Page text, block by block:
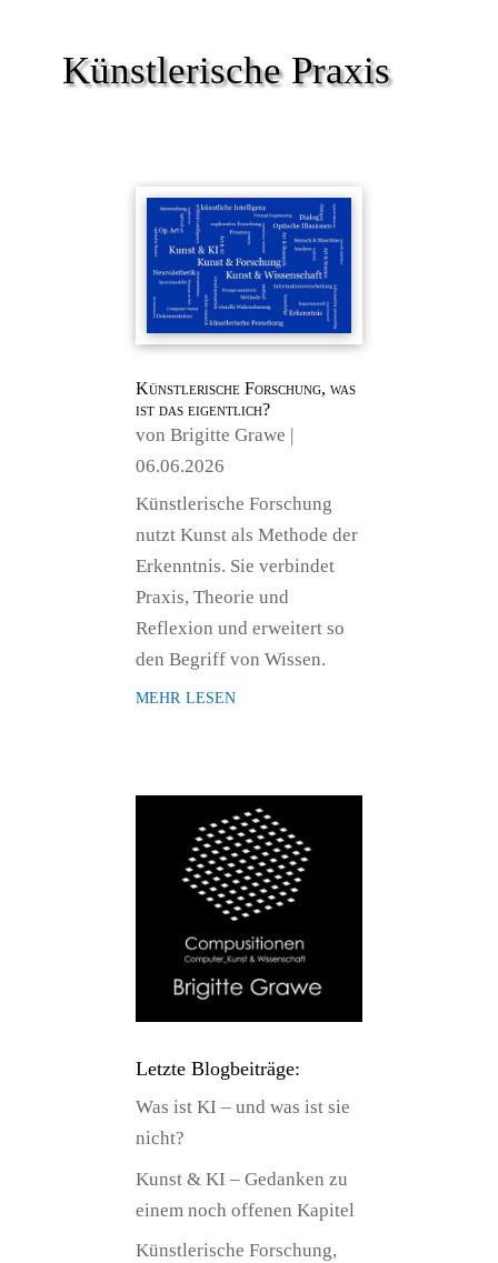
Künstlerische Praxis
Künstlerische Forschung, was
ist das eigentlich?
vonBrigitte Grawe
06.06.2026
Künstlerische Forschung
nutzt Kunst als Methode der
Erkenntnis. Sie verbindet
Praxis, Theorie und
Reflexion und erweitert so
den Begriff von Wissen.
mehr lesen
Letzte Blogbeiträge:
Was ist KI – und was ist sie
nicht?
Kunst & KI – Gedanken zu
einem noch offenen Kapitel
Künstlerische Forschung,